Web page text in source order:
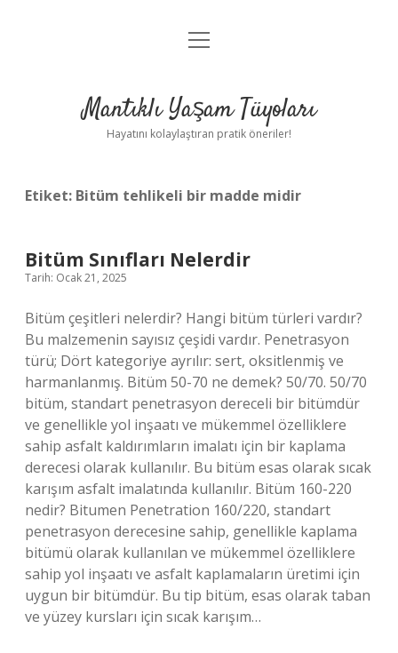
Anasayfa
Yasal Uyarı
menüyü
Mantıklı Yaşam Tüyoları
Hayatını kolaylaştıran pratik öneriler!
Etiket: Bitüm tehlikeli bir madde midir
Bitüm Sınıfları Nelerdir
Tarih: Ocak 21, 2025
Bitüm çeşitleri nelerdir? Hangi bitüm türleri vardır?
Bu malzemenin sayısız çeşidi vardır. Penetrasyon
türü; Dört kategoriye ayrılır: sert, oksitlenmiş ve
harmanlanmış. Bitüm 50-70 ne demek? 50/70. 50/70
bitüm, standart penetrasyon dereceli bir bitümdür
ve genellikle yol inşaatı ve mükemmel özelliklere
sahip asfalt kaldırımların imalatı için bir kaplama
derecesi olarak kullanılır. Bu bitüm esas olarak sıcak
karışım asfalt imalatında kullanılır. Bitüm 160-220
nedir? Bitumen Penetration 160/220, standart
penetrasyon derecesine sahip, genellikle kaplama
bitümü olarak kullanılan ve mükemmel özelliklere
sahip yol inşaatı ve asfalt kaplamaların üretimi için
uygun bir bitümdür. Bu tip bitüm, esas olarak taban
ve yüzey kursları için sıcak karışım…